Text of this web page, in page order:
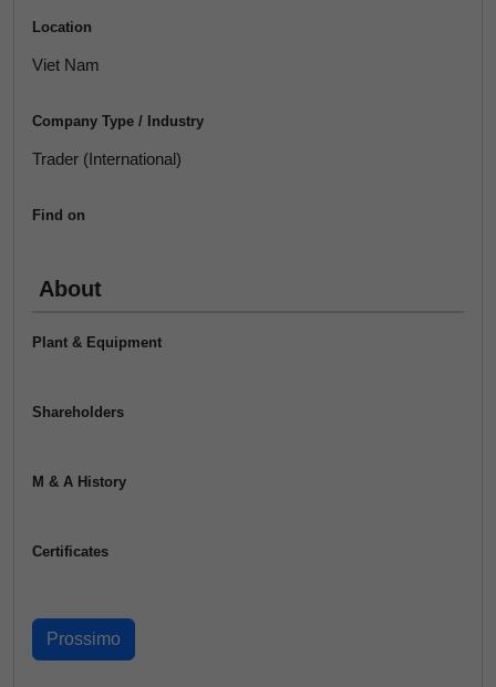
Location
Viet Nam
Company Type / Industry
Trader (International)
Find on
About
Plant & Equipment
Shareholders
M & A History
Certificates